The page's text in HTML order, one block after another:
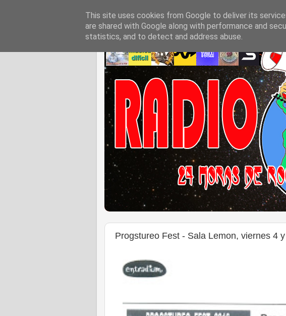
Progstureo Fest - Sala Lemon, viernes 4
This site uses cookies from Google to deliver its
are shared with Google along with performance and
statistics, and to detect and address abuse.